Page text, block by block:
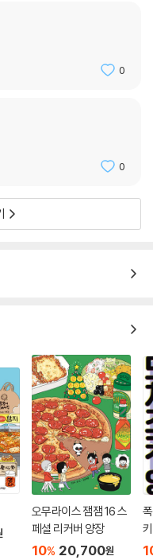
0
0
오무라이스 잼잼 16 스
페셜 리커버 양장
10% 20,700원